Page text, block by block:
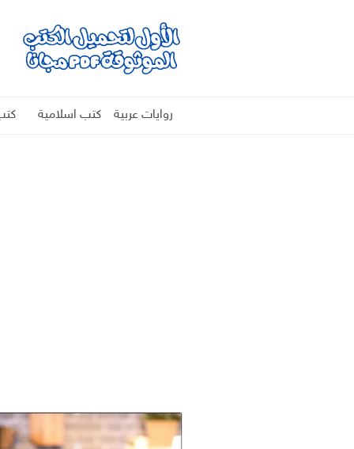
روايات عربية كتب اسلامية